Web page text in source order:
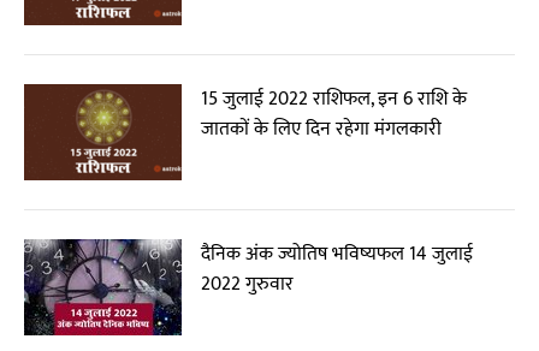
15 जुलाई 2022 राशिफल, इन 6 राशि के
जातकों के लिए दिन रहेगा मंगलकारी
दैनिक अंक ज्योतिष भविष्यफल 14 जुलाई
2022 गुरुवार